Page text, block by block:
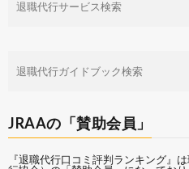
JRAAの「賛助会員」
『退職代行口コミ評判ランキング』は